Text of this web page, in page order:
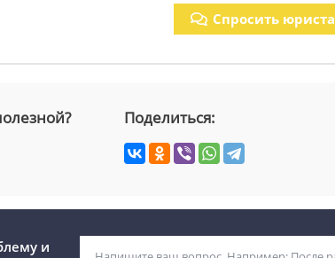
Спросить юриста
Поделиться:
и